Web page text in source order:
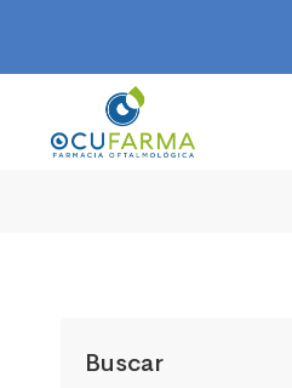
Buscar